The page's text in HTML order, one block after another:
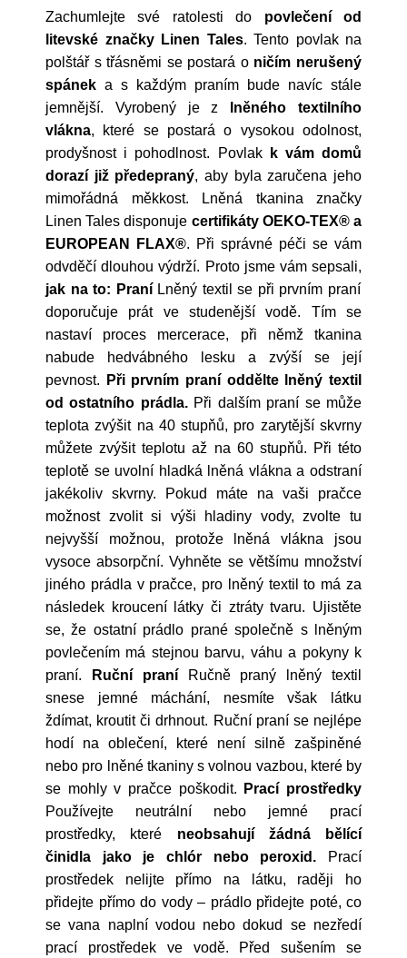
Zachumlejte své ratolesti do povlečení od
litevské značky Linen Tales. Tento povlak na
polštář s třásněmi se postará o ničím nerušený
spánek a s každým praním bude navíc stále
jemnější. Vyrobený je z
lněného textilního
vlákna, které se postará o vysokou odolnost,
prodyšnost i pohodlnost. Povlak
k vám domů
dorazí již předepraný, aby byla zaručena jeho
mimořádná měkkost. Lněná tkanina značky
Linen Tales disponuje certifikáty OEKO-TEX® a
EUROPEAN FLAX®. Při správné péči se vám
odvděčí dlouhou výdrží. Proto jsme vám sepsali,
jak na to: PraníLněný textil se při prvním praní
doporučuje prát ve studenější vodě. Tím se
nastaví proces mercerace, při němž tkanina
nabude hedvábného lesku a zvýší se její
pevnost.
Při prvním praní oddělte lněný textil
od ostatního prádla.Při dalším praní se může
teplota zvýšit na 40 stupňů, pro zarytější skvrny
můžete zvýšit teplotu až na 60 stupňů. Při této
teplotě se uvolní hladká lněná vlákna a odstraní
jakékoliv skvrny. Pokud máte na vaši pračce
možnost zvolit si výši hladiny vody, zvolte tu
nejvyšší možnou, protože lněná vlákna jsou
vysoce absorpční. Vyhněte se většímu množství
jiného prádla v pračce, pro lněný textil to má za
následek kroucení látky či ztráty tvaru. Ujistěte
se, že ostatní prádlo prané společně s lněným
povlečením má stejnou barvu, váhu a pokyny k
praní.
Ruční praníRučně praný lněný textil
snese jemné máchání, nesmíte však látku
ždímat, kroutit či drhnout. Ruční praní se nejlépe
hodí na oblečení, které není silně zašpiněné
nebo pro lněné tkaniny s volnou vazbou, které by
se mohly v pračce poškodit.
Prací prostředky
Používejte neutrální nebo jemné prací
prostředky, které neobsahují žádná bělící
činidla jako je chlór nebo peroxid. Prací
prostředek nelijte přímo na látku, raději ho
přidejte přímo do vody – prádlo přidejte poté, co
se vana naplní vodou nebo dokud se nezředí
prací prostředek ve vodě. Před sušením se